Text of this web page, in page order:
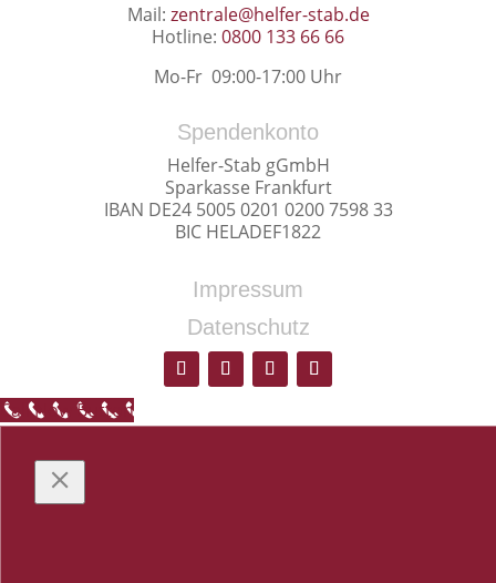
Mail: zentrale@helfer-stab.de
Hotline: 0800 133 66 66
Mo-Fr 09:00-17:00 Uhr
Spendenkonto
Helfer-Stab gGmbH
Sparkasse Frankfurt
IBAN DE24 5005 0201 0200 7598 33
BIC HELADEF1822
Impressum
Datenschutz
Call Now Button